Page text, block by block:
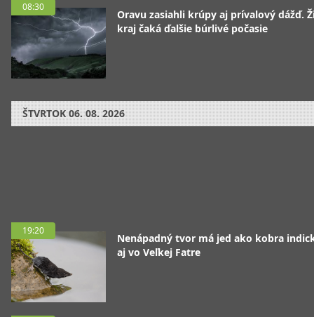
08:30
Oravu zasiahli krúpy aj prívalový dážď.
kraj čaká ďalšie búrlivé počasie
ŠTVRTOK 06. 08. 2026
19:20
Nenápadný tvor má jed ako kobra
aj vo Veľkej Fatre